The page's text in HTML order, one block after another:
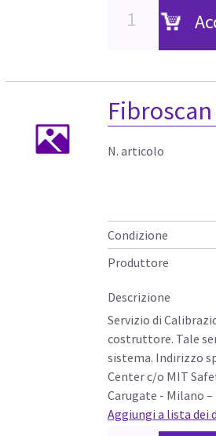
N. articolo
Condizione
Produttore
Descrizione
Servizio di
costruttore. Tale
sistema. Indirizzo
Center c/o MIT
Carugate - Milano –
Aggiungi a lista dei